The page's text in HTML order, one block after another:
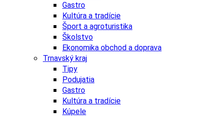
Gastro
Kultúra a tradície
Šport a agroturistika
Školstvo
Ekonomika obchod a doprava
Trnavský kraj
Tipy
Podujatia
Gastro
Kultúra a tradície
Kúpele